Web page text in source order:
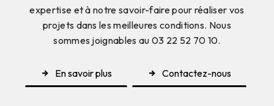
expertise et à notre savoir-faire pour réaliser vos
projets dans les meilleures conditions. Nous
sommes joignables au 03 22 52 70 10.
En savoir plus Contactez-nous